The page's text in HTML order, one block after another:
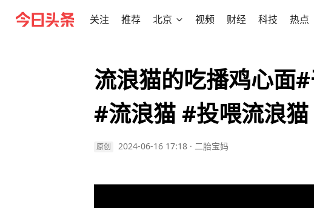
关注 推荐 北京 视频 财经 科技 热点
流浪猫的吃播鸡心面
#流浪猫 #投喂流浪猫
原创 2024-06-16 17:18 · 二胎宝妈